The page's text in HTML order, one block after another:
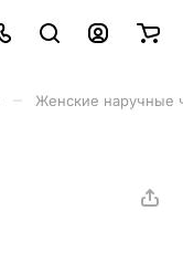
Женские наручные